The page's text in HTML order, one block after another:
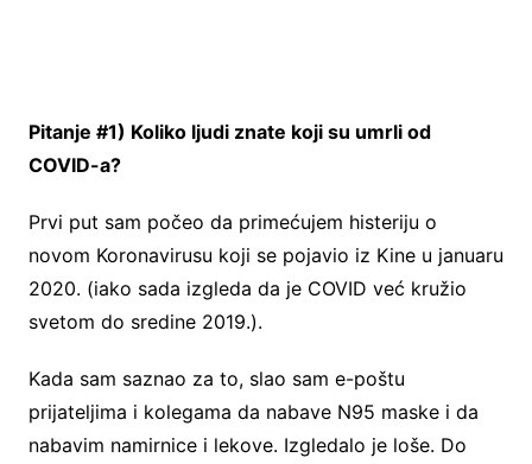
Pitanje #1) Koliko ljudi znate koji su umrli od
COVID-a?
Prvi put sam počeo da primećujem histeriju o
novom Koronavirusu koji se pojavio iz Kine u januaru
2020. (iako sada izgleda da je COVID već kružio
svetom do sredine 2019.).
Kada sam saznao za to, slao sam e-poštu
prijateljima i kolegama da nabave N95 maske i da
nabavim namirnice i lekove. Izgledalo je loše. Do